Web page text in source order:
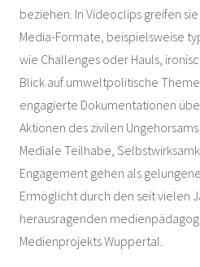
beziehen. In Videoclips greifen
Media-Formate, beispielsweise
wie Challenges oder Hauls,
Blick auf umweltpolitische
engagierte Dokumentationen
Aktionen des zivilen
Mediale Teilhabe,
Engagement gehen als
Ermöglicht durch den seit vielen
herausragenden
Medienprojekts Wuppertal.